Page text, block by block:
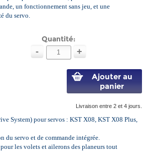
un fonctionnement sans jeu, et une
du servo.
Quantité:
- +
Ajouter au
panier
Livraison entre 2 et 4 jours.
System) pour servos : KST X08, KST X08 Plus,
du servo et de commande intégrée.
les volets et ailerons des planeurs tout